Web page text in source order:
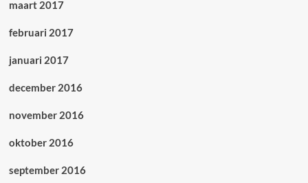
maart 2017
februari 2017
januari 2017
december 2016
november 2016
oktober 2016
september 2016